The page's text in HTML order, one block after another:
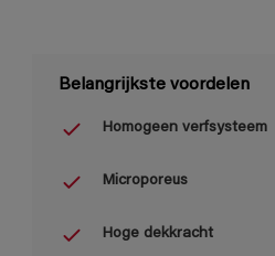
Belangrijkste voordelen
Homogeen verfsysteem
Microporeus
Hoge dekkracht